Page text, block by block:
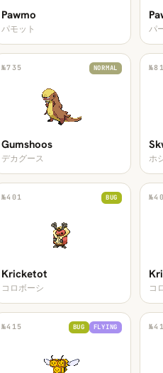
Pawmo
パモット パ
№735 NORMAL
Gumshoos
デカグース
№
ホ
№401 BUG
Kricketot
コロボーシ
№
コ
№415 BUG FLYING №